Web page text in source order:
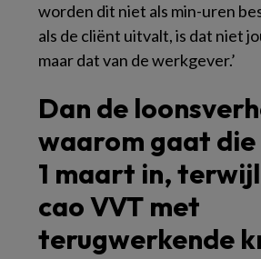
worden dit niet als min-uren
als de cliënt uitvalt, is dat niet
maar dat van de werkgever.’
Dan de
waarom gaat die
1 maart in,
cao VVT met
terugwerkende